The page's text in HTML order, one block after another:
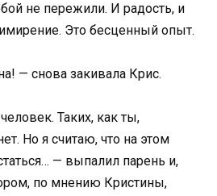
не пережили. И радость, и
Это бесценный опыт.
— снова закивала Крис.
Таких, как ты,
Но я считаю, что на этом
— выпалил парень и,
по мнению Кристины,